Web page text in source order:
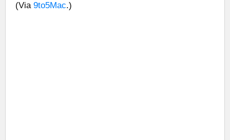
(Via 9to5Mac.)